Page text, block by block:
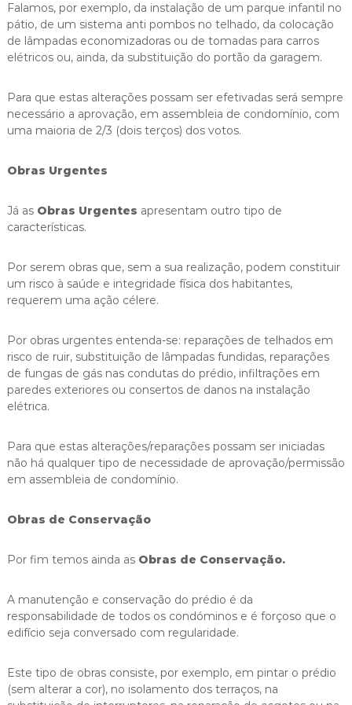
Falamos, por exemplo, da instalação de um parque infantil no
pátio, de um sistema anti pombos no telhado, da colocação
de lâmpadas economizadoras ou de tomadas para carros
elétricos ou, ainda, da substituição do portão da garagem.
Para que estas alterações possam ser efetivadas será sempre
necessário a aprovação, em assembleia de condomínio, com
uma maioria de 2/3 (dois terços) dos votos.
Obras Urgentes
Já as Obras Urgentes apresentam outro tipo de
características.
Por serem obras que, sem a sua realização, podem constituir
um risco à saúde e integridade física dos habitantes,
requerem uma ação célere.
Por obras urgentes entenda-se: reparações de telhados em
risco de ruir, substituição de lâmpadas fundidas, reparações
de fungas de gás nas condutas do prédio, infiltrações em
paredes exteriores ou consertos de danos na instalação
elétrica.
Para que estas alterações/reparações possam ser iniciadas
não há qualquer tipo de necessidade de aprovação/permissão
em assembleia de condomínio.
Obras de Conservação
Por fim temos ainda as Obras de Conservação.
A manutenção e conservação do prédio é da
responsabilidade de todos os condóminos e é forçoso que o
edifício seja conversado com regularidade.
Este tipo de obras consiste, por exemplo, em pintar o prédio
(sem alterar a cor), no isolamento dos terraços, na